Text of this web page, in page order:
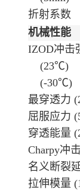
折射系数
机械性能
IZOD冲击
(23℃)
(-30℃)
最穿透力
屈服应力
穿透能量
Charpy冲
名义断裂
拉伸模量